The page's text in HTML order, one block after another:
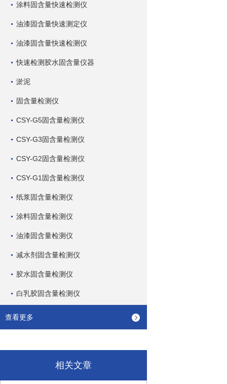
涂料固含量快速检测仪
油漆固含量快速测定仪
油漆固含量快速检测仪
快速检测胶水固含量仪器
淤泥
固含量检测仪
CSY-G5固含量检测仪
CSY-G3固含量检测仪
CSY-G2固含量检测仪
CSY-G1固含量检测仪
纸浆固含量检测仪
涂料固含量检测仪
油漆固含量检测仪
减水剂固含量检测仪
胶水固含量检测仪
白乳胶固含量检测仪
查看更多
相关文章